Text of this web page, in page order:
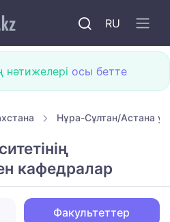
RU
нәтижелері осы бетте
Нұра-Сұлтан/Астана
кафедралар
Факультеттер